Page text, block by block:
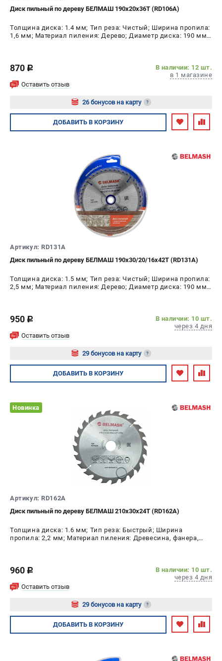
Диск пильный по дереву БЕЛМАШ 190х20х36Т (RD106A)
Толщина диска: 1.4 мм; Тип реза: Чистый; Ширина пропила:
1,6 мм; Материал пиления: Дерево; Диаметр диска: 190 мм;
870 c
В наличии: 12 шт.
в 1 магазине
Оставить отзыв
26 бонусов на карту ?
Авторизуйтесь
ДОБАВИТЬ В КОРЗИНУ
Артикул: RD131A
Диск пильный по дереву БЕЛМАШ 190x30/20/16x42T (RD131A)
Толщина диска: 1.5 мм; Тип реза: Чистый; Ширина пропила:
2,5 мм; Материал пиления: Дерево; Диаметр диска: 190 мм;
950 c
В наличии: 10 шт.
через 4 дня
Оставить отзыв
29 бонусов на карту ?
Авторизуйтесь
ДОБАВИТЬ В КОРЗИНУ
Новинка
Артикул: RD162A
Диск пильный по дереву БЕЛМАШ 210x30x24T (RD162A)
Толщина диска: 1.6 мм; Тип реза: Быстрый; Ширина
пропила: 2,2 мм; Материал пиления: Древесина, фанера,
960 c
В наличии: 10 шт.
через 4 дня
Оставить отзыв
29 бонусов на карту ?
Авторизуйтесь
ДОБАВИТЬ В КОРЗИНУ